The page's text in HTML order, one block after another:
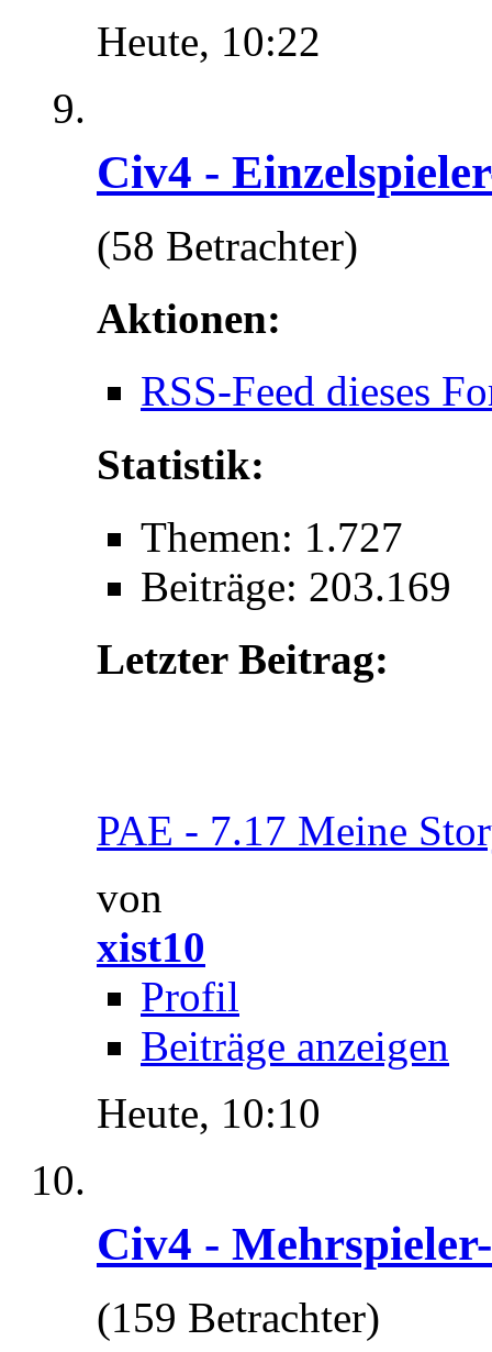
Heute, 10:22
Civ4 -
(58 Betrachter)
Aktionen:
RSS-Feed dieses
Statistik:
Themen: 1.727
Beiträge: 203.169
Letzter Beitrag:
PAE - 7.17 Meine
von
xist10
Profil
Beiträge anzeigen
Heute, 10:10
Civ4 -
(159 Betrachter)